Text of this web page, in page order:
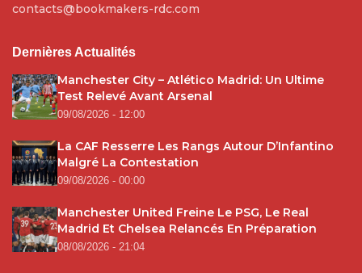
contacts@bookmakers-rdc.com
Dernières Actualités
Manchester City – Atlético Madrid: Un Ultime
Test Relevé Avant Arsenal
09/08/2026 - 12:00
La CAF Resserre Les Rangs Autour D’Infantino
Malgré La Contestation
09/08/2026 - 00:00
Manchester United Freine Le PSG, Le Real
Madrid Et Chelsea Relancés En Préparation
08/08/2026 - 21:04